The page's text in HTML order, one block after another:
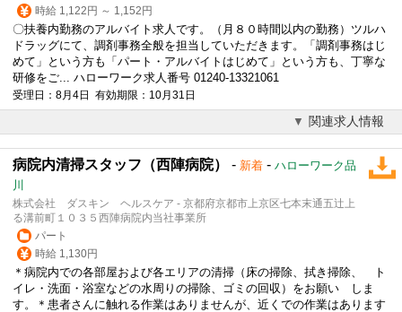
時給 1,122円 ～ 1,152円
〇扶養内勤務のアルバイト求人です。（月８０時間以内の勤務）ツルハ
ドラッグにて、調剤事務全般を担当していただきます。「調剤事務はじ
めて」という方も「パート・アルバイトはじめて」という方も、丁寧な
研修をご... ハローワーク求人番号 01240-13321061
受理日：8月4日 有効期限：10月31日
関連求人情報
病院内清掃スタッフ（西陣病院） - 新着 - ハローワーク品
川
株式会社 ダスキン ヘルスケア - 京都府京都市上京区七本末通五辻上
る溝前町１０３５西陣病院内当社事業所
パート
時給 1,130円
＊病院内での各部屋および各エリアの清掃（床の掃除、拭き掃除、 ト
イレ・洗面・浴室などの水周りの掃除、ゴミの回収）をお願い しま
す。＊患者さんに触れる作業はありませんが、近くでの作業はあります